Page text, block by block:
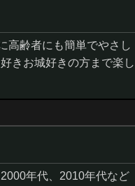
高齢者にも簡単でやさし
きお城好きの方まで楽し
年代、2010年代など